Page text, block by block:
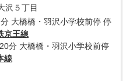
沢５丁目
大橋橋・羽沢小学校前停 停
京王線
分 大橋橋・羽沢小学校前停
線